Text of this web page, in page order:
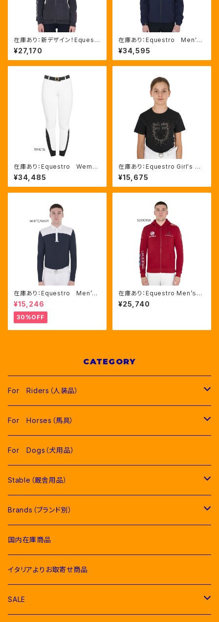
在庫あり：新デザイン！Equestr
o Women’ｓマルチロゴパーカ
ー２色（ETW00012SZ）
¥27,170
在庫あり：Equestro Men's
３Layer レインコート BL
ACK、NAVY ２色（ETM0002
5）
¥34,595
在庫あり：Equestro Wema
n's Zenda 高機能サマーキ
ュロット（ニーグリップ）４色 (ET
06730)
¥34,485
在庫あり：Equestro Girl's グ
リッターロゴTシャツ（ETKA00
123）
¥15,675
在庫あり：Equestro Men’ｓ
メッシュコンビ 長袖 競技用
シャツ 2色Mサイズ（ETM000
60）
¥15,246
30%OFF
在庫あり：Equestro Men’ｓマ
ルチロゴパーカー２色（ETM00
012S）
¥25,740
CATEGORY
For Riders（人装品）
Men（男性用衣類）
Competition Jackets（競技用ジャケット）
Competition Shirts（競技用シャツ）
Bomber & Vest（アウター、ベスト）
Women（女性用衣類）
Competition Jackets（競技用ジャケット）
Competition Shirts（競技用シャツ）
Young Riders（ジュニア用衣類）
Competition Jackets（競技用ジャケット）
Competition Shirts（競技用シャツ）
Socks & Ties（ソックス、ネクタイ類）
Socks（ソックス）
Ties（ネクタイ類）
Raincoats（レインコート）
Body Protector（ボディプロテクター）
Belts（ベルト）
For Horses（馬具）
Pads（ゼッケン、パッド類）
Jumping Pads（障害馬術用ゼッケン）
Dressage Pads（馬場馬術用ゼッケン）
Fly Veils（イヤーネット類）
Bridles＆ Accesories （頭絡、手綱）
Bit（ハミ）
Halter & Lead rope（無口、曳き手）
Rugs & Neck Cover（馬着）
For Dogs（犬用品）
Stable（厩舎用品）
COMPETITION EQUIPMENT(競技会用品）
Stable Curtains（厩舎かけ）
Bags（バッグ類）
Horse Care（お手入れ用品）
Combs and Brushes（ブラシ）
Brands（ブランド別）
Acavallo（アカバロ）
EGO７（エゴセブン）
EQUICOMFORT(エクイコンフォート）
国内在庫商品
イタリアよりお取寄せ商品
SALE